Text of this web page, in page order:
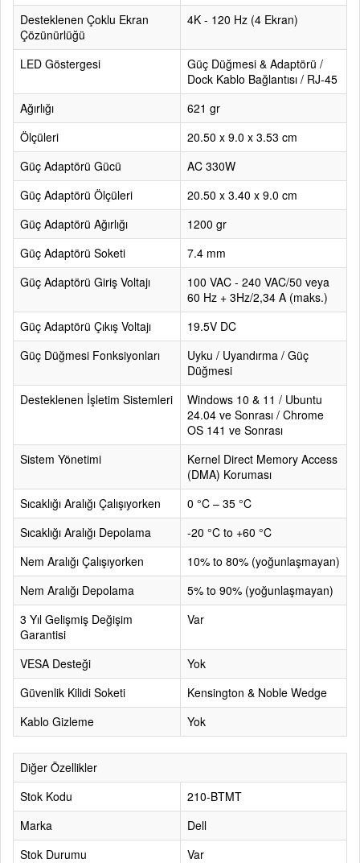
Desteklenen Çoklu Ekran
Çözünürlüğü
4K - 120 Hz (4 Ekran)
LED Göstergesi
Güç Düğmesi & Adaptörü /
Dock Kablo Bağlantısı / RJ-45
Ağırlığı
621 gr
Ölçüleri
20.50 x 9.0 x 3.53 cm
Güç Adaptörü Gücü
AC 330W
Güç Adaptörü Ölçüleri
20.50 x 3.40 x 9.0 cm
Güç Adaptörü Ağırlığı
1200 gr
Güç Adaptörü Soketi
7.4 mm
Güç Adaptörü Giriş Voltajı
100 VAC - 240 VAC/50 veya
60 Hz + 3Hz/2,34 A (maks.)
Güç Adaptörü Çıkış Voltajı
19.5V DC
Güç Düğmesi Fonksiyonları
Uyku / Uyandırma / Güç
Düğmesi
Desteklenen İşletim Sistemleri
Windows 10 & 11 / Ubuntu
24.04 ve Sonrası / Chrome
OS 141 ve Sonrası
Sistem Yönetimi
Kernel Direct Memory Access
(DMA) Koruması
Sıcaklığı Aralığı Çalışıyorken
0 °C – 35 °C
Sıcaklığı Aralığı Depolama
-20 °C to +60 °C
Nem Aralığı Çalışıyorken
10% to 80% (yoğunlaşmayan)
Nem Aralığı Depolama
5% to 90% (yoğunlaşmayan)
3 Yıl Gelişmiş Değişim
Garantisi
Var
VESA Desteği
Yok
Güvenlik Kilidi Soketi
Kensington & Noble Wedge
Kablo Gizleme
Yok
Diğer Özellikler
Stok Kodu
210-BTMT
Marka
Dell
Stok Durumu
Var